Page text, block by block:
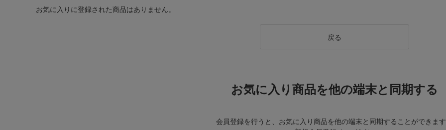
お気に入りに登録された商品はありません。
戻る
お気に入り商品を他の端末と同期する
会員登録を行うと、お気に入り商品を他の端末と同期することができます